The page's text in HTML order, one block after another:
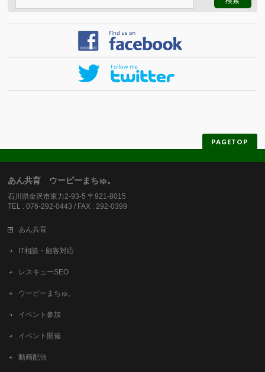
PAGETOP
あん共育 ウーピーまちゅ。
石川県金沢市東力2-93-5 〒921-8015
TEL : 076-292-0443 / FAX : 292-0399
あん共育
IT相談・顧客対応
レスキューSEO
ウーピーまちゅ。
イベント参加
イベント開催
動画配信